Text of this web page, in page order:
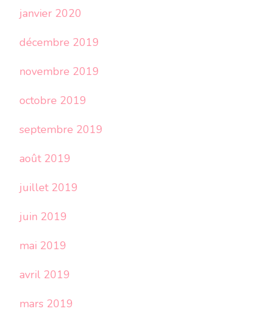
janvier 2020
décembre 2019
novembre 2019
octobre 2019
septembre 2019
août 2019
juillet 2019
juin 2019
mai 2019
avril 2019
mars 2019